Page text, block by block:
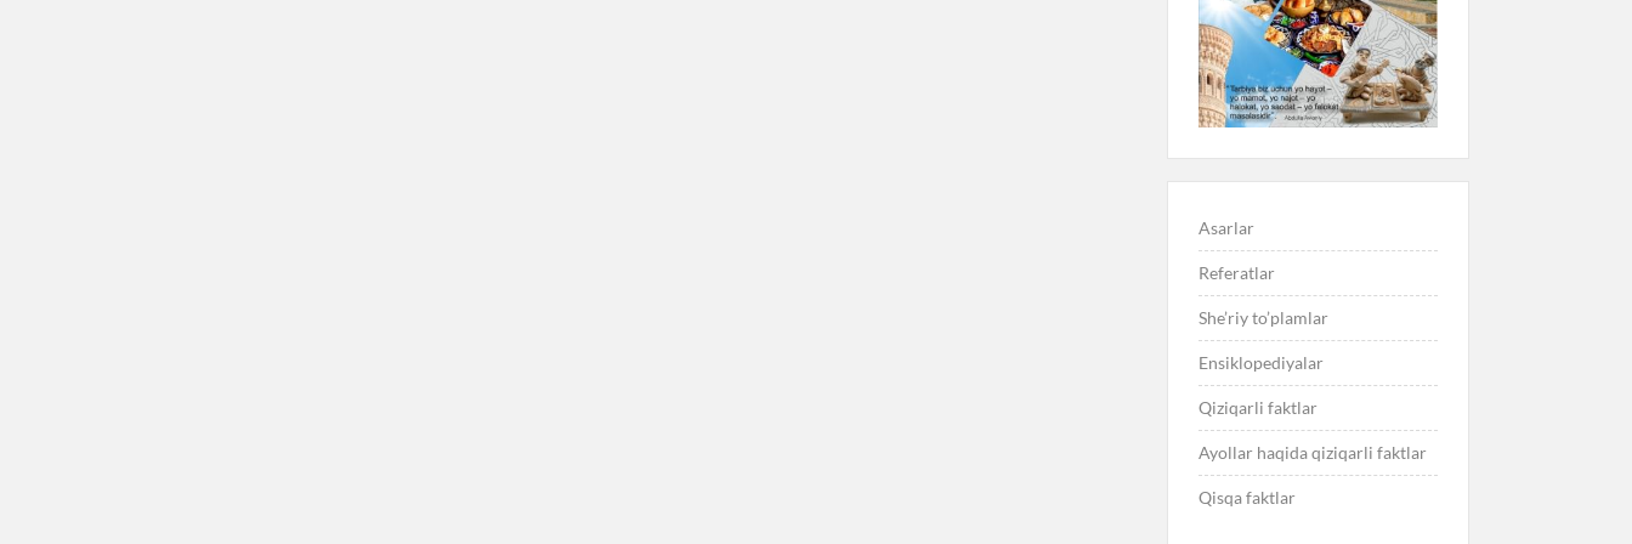
Asarlar
Referatlar
She’riy to’plamlar
Ensiklopediyalar
Qiziqarli faktlar
Ayollar haqida qiziqarli faktlar
Qisqa faktlar